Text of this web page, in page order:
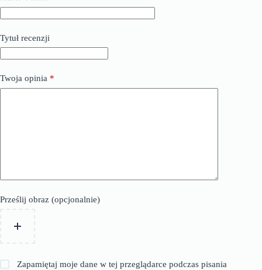
Tytuł recenzji
Twoja opinia *
Prześlij obraz (opcjonalnie)
Zapamiętaj moje dane w tej przeglądarce podczas pisania